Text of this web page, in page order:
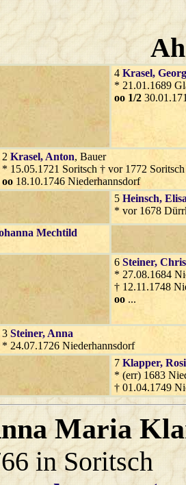
4 Krasel, Georg
* 21.01.1689
oo 1/2
2 Krasel, Anton, Bauer
* 15.05.1721 Soritsch † vor 1772 Soritsch
oo 18.10.1746 Niederhannsdorf
5 Heinsch,
* vor 1678
Mechtild
6 Steiner,
* 27.08.1684
† 12.11.1748
oo ...
3 Steiner, Anna
* 24.07.1726 Niederhannsdorf
7 Klapper,
* (err) 1683
† 01.04.1749
Maria
in Soritsch